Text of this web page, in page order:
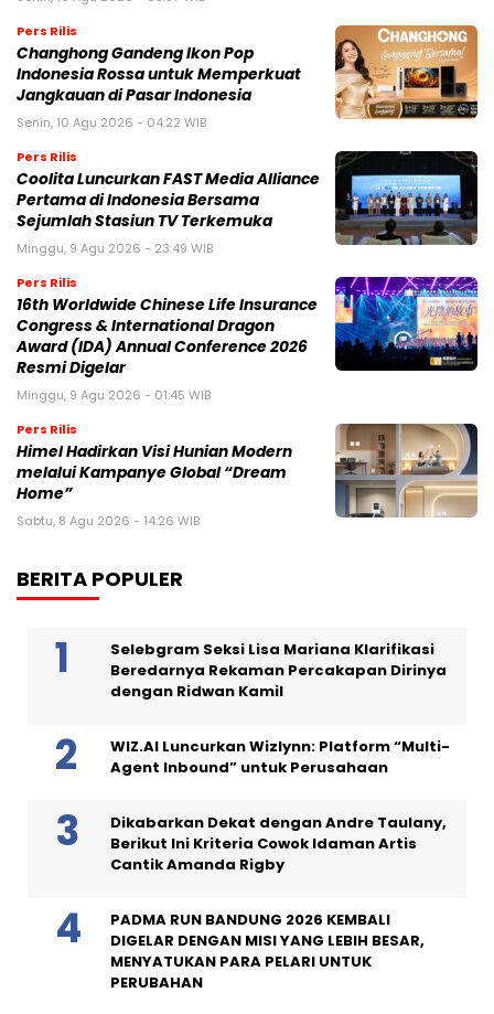
Pers Rilis
Changhong Gandeng Ikon Pop
Indonesia Rossa untuk Memperkuat
Jangkauan di Pasar Indonesia
Senin, 10 Agu 2026 - 04:22 WIB
Pers Rilis
Coolita Luncurkan FAST Media Alliance
Pertama di Indonesia Bersama
Sejumlah Stasiun TV Terkemuka
Minggu, 9 Agu 2026 - 23:49 WIB
Pers Rilis
16th Worldwide Chinese Life Insurance
Congress & International Dragon
Award (IDA) Annual Conference 2026
Resmi Digelar
Minggu, 9 Agu 2026 - 01:45 WIB
Pers Rilis
Himel Hadirkan Visi Hunian Modern
melalui Kampanye Global “Dream
Home”
Sabtu, 8 Agu 2026 - 14:26 WIB
BERITA POPULER
Selebgram Seksi Lisa Mariana Klarifikasi
Beredarnya Rekaman Percakapan Dirinya
dengan Ridwan Kamil
WIZ.AI Luncurkan Wizlynn: Platform “Multi-
Agent Inbound” untuk Perusahaan
Dikabarkan Dekat dengan Andre Taulany,
Berikut Ini Kriteria Cowok Idaman Artis
Cantik Amanda Rigby
PADMA RUN BANDUNG 2026 KEMBALI
DIGELAR DENGAN MISI YANG LEBIH BESAR,
MENYATUKAN PARA PELARI UNTUK
PERUBAHAN